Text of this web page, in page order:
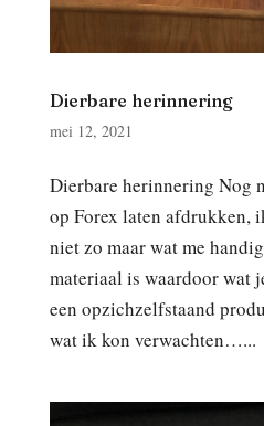
Dierbare herinnering
mei 12, 2021
Dierbare herinnering Nog
op Forex laten afdrukken,
niet zo maar wat me
materiaal is waardoor wat
een opzichzelfstaand
wat ik kon verwachten…...